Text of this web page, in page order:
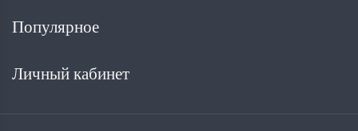
Популярное
Личный кабинет